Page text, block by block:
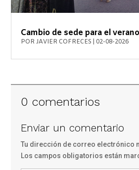
Cambio de sede para el verano
PORJAVIER COFRECES 02-08-2026
0 comentarios
Enviar un comentario
Tu dirección de correo electrónico
Los campos obligatorios están